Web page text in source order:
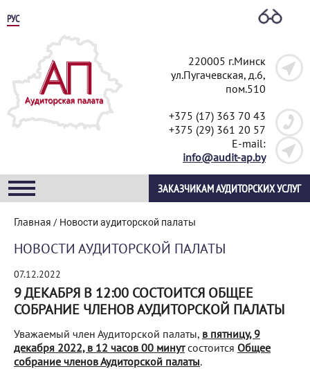
РУС
220005 г.Минск
ул.Пугачевская, д.6,
пом.510
+375 (17) 363 70 43
+375 (29) 361 20 57
E-mail:
info@audit-ap.by
ЗАКАЗЧИКАМ АУДИТОРСКИХ УСЛУГ
Главная / Новости аудиторской палаты
НОВОСТИ АУДИТОРСКОЙ ПАЛАТЫ
07.12.2022
9 ДЕКАБРЯ В 12:00 СОСТОИТСЯ ОБЩЕЕ
СОБРАНИЕ ЧЛЕНОВ АУДИТОРСКОЙ ПАЛАТЫ
Уважаемый член Аудиторской палаты, в пятницу, 9
декабря 2022, в 12 часов 00 минутсостоится Общее
собрание членов Аудиторской палаты.